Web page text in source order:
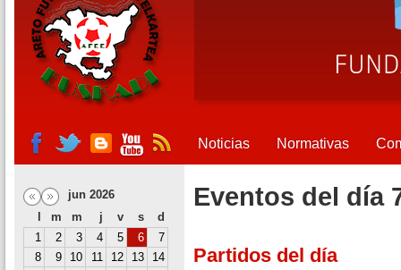
Noticias Normativas
jun 2026
m m j v s
d
1
2 3 4 5 6
7
8
9 10 11 12 13
14
Eventos del día
Partidos del día